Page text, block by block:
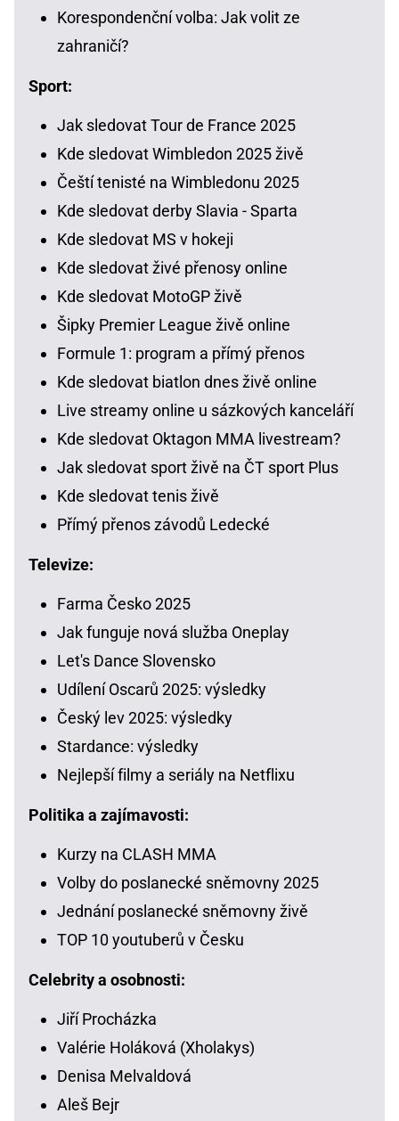
Korespondenční volba: Jak volit ze
zahraničí?
Sport:
Jak sledovat Tour de France 2025
Kde sledovat Wimbledon 2025 živě
Čeští tenisté na Wimbledonu 2025
Kde sledovat derby Slavia - Sparta
Kde sledovat MS v hokeji
Kde sledovat živé přenosy online
Kde sledovat MotoGP živě
Šipky Premier League živě online
Formule 1: program a přímý přenos
Kde sledovat biatlon dnes živě online
Live streamy online u sázkových kanceláří
Kde sledovat Oktagon MMA livestream?
Jak sledovat sport živě na ČT sport Plus
Kde sledovat tenis živě
Přímý přenos závodů Ledecké
Televize:
Farma Česko 2025
Jak funguje nová služba Oneplay
Let's Dance Slovensko
Udílení Oscarů 2025: výsledky
Český lev 2025: výsledky
Stardance: výsledky
Nejlepší filmy a seriály na Netflixu
Politika a zajímavosti:
Kurzy na CLASH MMA
Volby do poslanecké sněmovny 2025
Jednání poslanecké sněmovny živě
TOP 10 youtuberů v Česku
Celebrity a osobnosti:
Jiří Procházka
Valérie Holáková (Xholakys)
Denisa Melvaldová
Aleš Bejr